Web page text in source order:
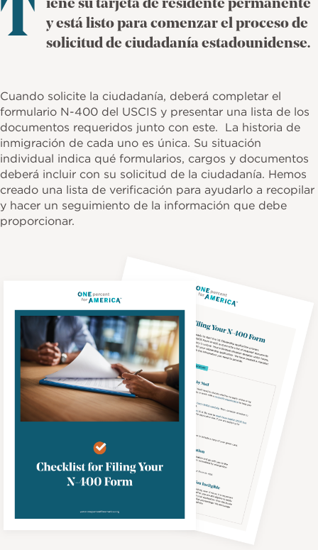
T
iene su tarjeta de residente permanente
y está listo para comenzar el proceso de
solicitud de ciudadanía estadounidense.
Cuando solicite la ciudadanía, deberá completar el
formulario N-400 del USCIS y presentar una lista de los
documentos requeridos junto con este. La historia de
inmigración de cada uno es única. Su situación
individual indica qué formularios, cargos y documentos
deberá incluir con su solicitud de la ciudadanía. Hemos
creado una lista de verificación para ayudarlo a recopilar
y hacer un seguimiento de la información que debe
proporcionar.